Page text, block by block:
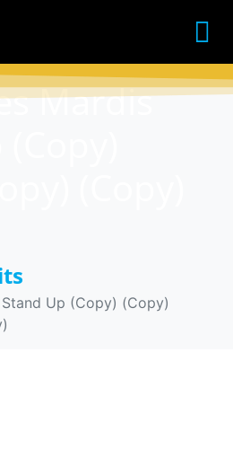
Mardis
Up (Copy) (Copy)